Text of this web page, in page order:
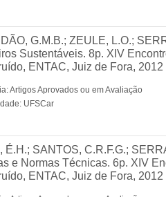
G.M.B.; ZEULE, L.O.;
Sustentáveis. 8p. XIV
ENTAC, Juiz de Fora,
Artigos Aprovados ou em Avaliação
UFSCar
É.H.; SANTOS, C.R.F.G.;
e Normas Técnicas. 6p. XIV
ENTAC, Juiz de Fora, 2012